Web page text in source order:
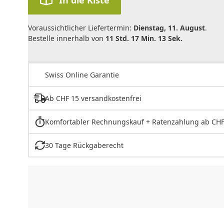
Voraussichtlicher Liefertermin: Dienstag, 11. August.
Bestelle innerhalb von 11 Std. 17 Min. 13 Sek.
Swiss Online Garantie
Ab CHF 15 versandkostenfrei
Komfortabler Rechnungskauf + Ratenzahlung ab
30 Tage Rückgaberecht